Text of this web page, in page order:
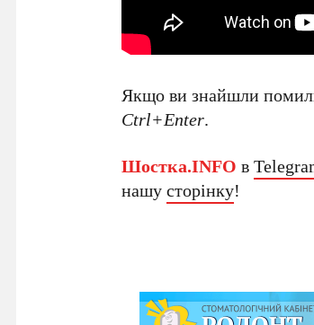
Якщо ви знайшли
Ctrl+Enter.
Шостка.INFO в
нашусторінку!